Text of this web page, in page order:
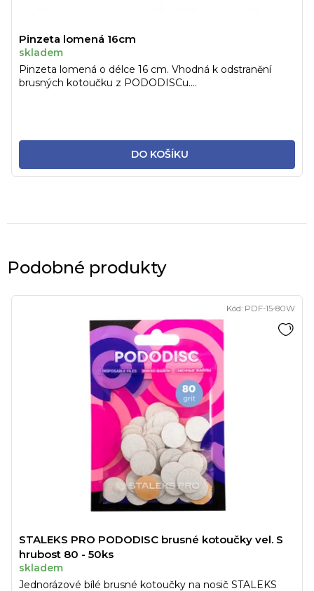
Pinzeta lomená 16cm
skladem
DO KOŠÍKU
Pinzeta lomená o délce 16 cm. Vhodná k odstranění
brusných kotoučku z PODODISCu....
Podobné produkty
STALEKS PRO PODODISC brusné kotoučky vel. S
hrubost 80 - 50ks
skladem
Jednorázové bílé brusné kotoučky na nosič STALEKS
Kód: PDF-15-80W